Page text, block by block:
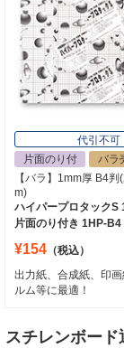
代引不可
片面のり付
バラ
【バラ】1mm厚 B4
m)
ハイパープロタックS
片面のり付き 1HP-B4
¥154 （税込）
出力紙、合成紙、印
ルム等に最適！
スチレンボード